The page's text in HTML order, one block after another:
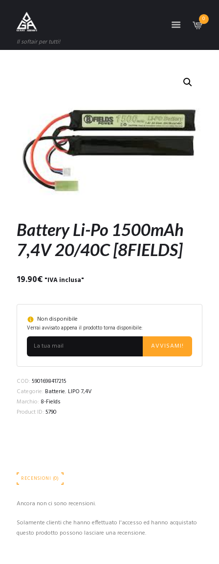
Il softair per tutti!
0
Battery Li-Po 1500mAh
7,4V 20/40C [8FIELDS]
19.90€ "IVA inclusa"
Non disponibile
Verrai avvisato appena il prodotto torna disponibile:
AVVISAMI!
COD: 5901698417215
Categorie: Batterie, LIPO 7,4V
Marchio: 8-Fields
Product ID: 5790
RECENSIONI (0)
Ancora non ci sono recensioni.
Solamente clienti che hanno effettuato l'accesso ed hanno acquistato
questo prodotto possono lasciare una recensione.